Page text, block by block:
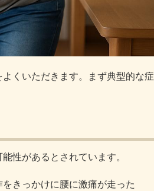
くいただきます。まず典型的な症
性があるとされています。
きっかけに腰に激痛が走った